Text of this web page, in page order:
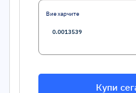
Вие харчите
Купи